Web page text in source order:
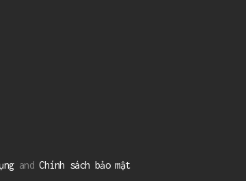
andChính sách bảo mật